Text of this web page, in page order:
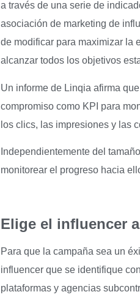
a través de una serie de
asociación de marketing de
de modificar para maximizar la
alcanzar todos los objetivos
Un informe de Linqia afirma
compromiso como KPI para
los clics, las impresiones y las
Independientemente del
monitorear el progreso hacia
Elige el influencer
Para que la campaña sea un
influencer que se identifique
plataformas y agencias